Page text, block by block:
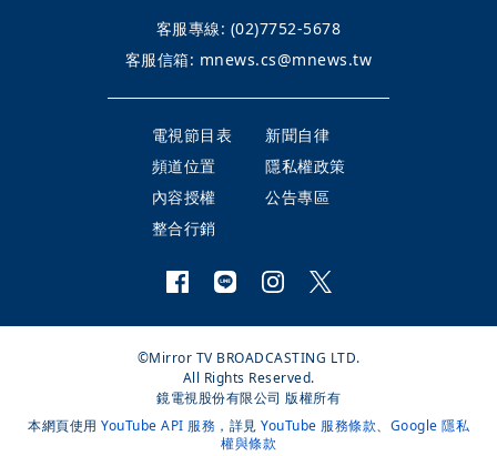
客服專線: (02)7752-5678
客服信箱: mnews.cs@mnews.tw
電視節目表
新聞自律
頻道位置
隱私權政策
內容授權
公告專區
整合行銷
©Mirror TV BROADCASTING LTD.
All Rights Reserved.
鏡電視股份有限公司 版權所有
本網頁使用 YouTube API 服務 ，詳見 YouTube 服務條款、 Google 隱私
權與條款